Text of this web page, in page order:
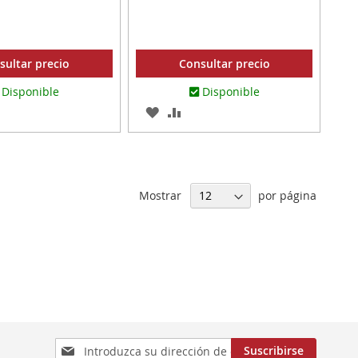
precio
Disponible
Consultar precio
Disponible
AGREGAR
A
PARA
Mostrar por página
Inscríbase
Suscribirse